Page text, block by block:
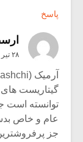
پاسخ
۲۸ تیر ۱۳۸۷ در ۱۰:۳۶ ق٫ظ
گیتاریست
توانسته است
عام و خاص